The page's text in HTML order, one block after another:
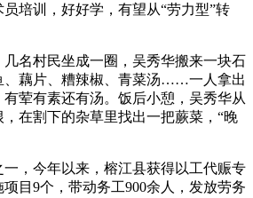
培训，好好学，有望从“劳力型”转
名村民坐成一圈，吴秀华搬来一块石
、藕片、糟辣椒、青菜汤……一人拿出
荤有素还有汤。饭后小憩，吴秀华从
在割下的杂草里找出一把蕨菜，“晚
，今年以来，榕江县获得以工代赈专
目9个，带动务工900余人，发放劳务